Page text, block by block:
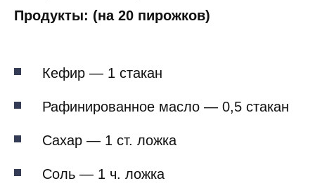
Продукты: (на 20 пирожков)
Кефир — 1 стакан
Рафинированное масло — 0,5 стакан
Сахар — 1 ст. ложка
Соль — 1 ч. ложка